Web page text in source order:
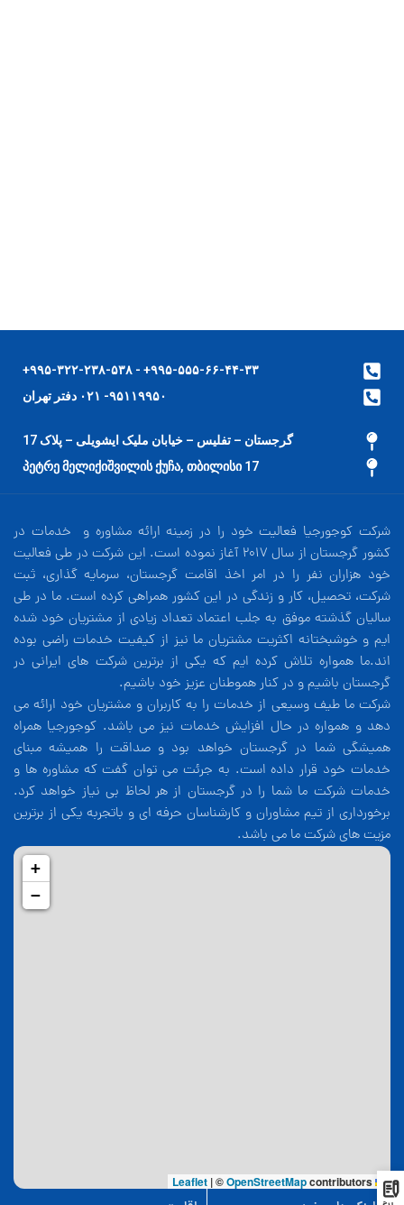
۹۹۵-۵۵۵-۶۶-۴۴-۳۳+ - ۹۹۵-۳۲۲-۲۳۸-۵۳۸+
۹۵۱۱۹۹۵۰- ۰۲۱ دفتر تهران
گرجستان – تفلیس – خیابان ملیک ایشویلی – پلاک 17
17 პეტრე მელიქიშვილის ქუჩა, თბილისი
شرکت کوجورجیا فعالیت خود را در زمینه ارائه مشاوره و خدمات در
کشور گرجستان از سال 2017 آغاز نموده است. این شرکت در طی فعالیت
خود هزاران نفر را در امر اخذ اقامت گرجستان، سرمایه گذاری، ثبت
شرکت، تحصیل، کار و زندگی در این کشور همراهی کرده است. ما در طی
سالیان گذشته موفق به جلب اعتماد تعداد زیادی از مشتریان خود شده
ایم و خوشبختانه اکثریت مشتریان ما نیز از کیفیت خدمات راضی بوده
اند.ما همواره تلاش کرده ایم که یکی از برترین شرکت های ایرانی در
گرجستان باشیم و در کنار هموطنان عزیز خود باشیم.
شرکت ما طیف وسیعی از خدمات را به کاربران و مشتریان خود ارائه می
دهد و همواره در حال افزایش خدمات نیز می باشد. کوجورجیا همراه
همیشگی شما در گرجستان خواهد بود و صداقت را همیشه مبنای
خدمات خود قرار داده است. به جرئت می توان گفت که مشاوره ها و
خدمات شرکت ما شما را در گرجستان از هر لحاظ بی نیاز خواهد کرد.
برخورداری از تیم مشاوران و کارشناسان حرفه ای و باتجربه یکی از برترین
مزیت های شرکت ما می باشد.
+
−
Leaflet
|©OpenStreetMapcontributors